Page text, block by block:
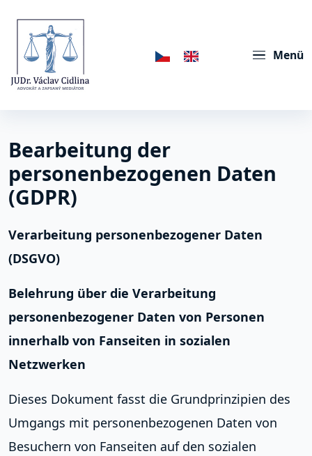
Menü
Bearbeitung der
personenbezogenen Daten
(GDPR)
Verarbeitung personenbezogener Daten
(DSGVO)
Belehrung über die Verarbeitung
personenbezogener Daten von Personen
innerhalb von Fanseiten in sozialen
Netzwerken
Dieses Dokument fasst die Grundprinzipien des
Umgangs mit personenbezogenen Daten von
Besuchern von Fanseiten auf den sozialen